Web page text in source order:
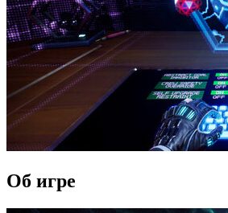
Об игре